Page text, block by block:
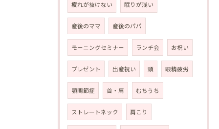
疲れが抜けない 眠りが浅い
産後のママ 産後のパパ
モーニングセミナー ランチ会 お祝い
プレゼント 出産祝い 頭 眼精疲労
顎関節症 首・肩 むちうち
ストレートネック 肩こり